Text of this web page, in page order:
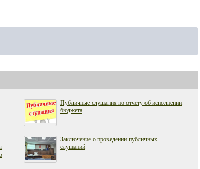
Публичные слушания по отчету об исполнении
бюджета
Заключение о проведении публичных
слушаний